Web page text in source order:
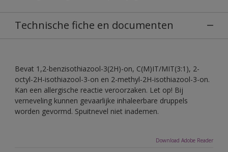
Technische fiche en documenten
Bevat 1,2-benzisothiazool-3(2H)-on, C(M)IT/MIT(3:1), 2-
octyl-2H-isothiazool-3-on en 2-methyl-2H-isothiazool-3-on.
Kan een allergische reactie veroorzaken. Let op! Bij
verneveling kunnen gevaarlijke inhaleerbare druppels
worden gevormd. Spuitnevel niet inademen.
Download Adobe Reader